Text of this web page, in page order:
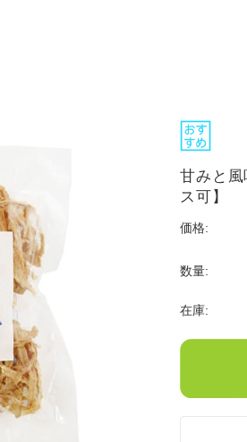
甘みと
ス可】
価格:
数量:
在庫: